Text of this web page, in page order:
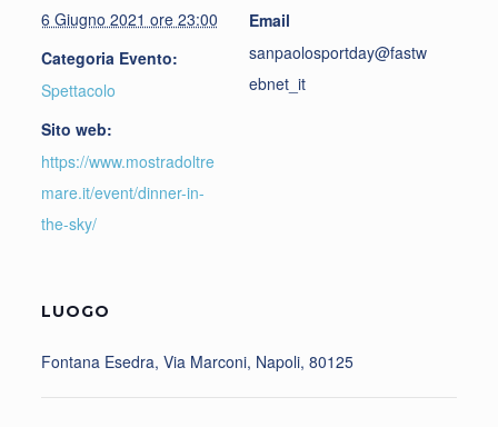
6 Giugno 2021 ore 23:00
Categoria Evento:
Spettacolo
Sito web:
https://www.mostradoltre
mare.it/event/dinner-in-
the-sky/
Email
sanpaolosportday@fastw
ebnet_it
LUOGO
Fontana Esedra, Via Marconi, Napoli, 80125